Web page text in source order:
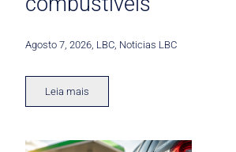
Agosto 7, 2026 LBC Noticias LBC
Leia mais